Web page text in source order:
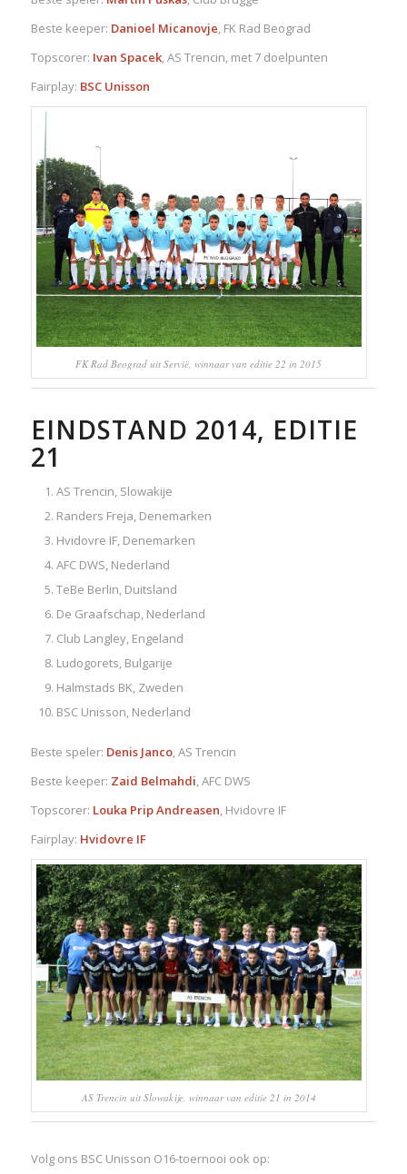
Beste keeper: Danioel Micanovje, FK Rad Beograd
Topscorer: Ivan Spacek, AS Trencin, met 7 doelpunten
Fairplay: BSC Unisson
FK Rad Beograd uit Servië, winnaar van editie 22 in 2015
EINDSTAND 2014, EDITIE
21
AS Trencin, Slowakije
Randers Freja, Denemarken
Hvidovre IF, Denemarken
AFC DWS, Nederland
TeBe Berlin, Duitsland
De Graafschap, Nederland
Club Langley, Engeland
Ludogorets, Bulgarije
Halmstads BK, Zweden
BSC Unisson, Nederland
Beste speler: Denis Janco, AS Trencin
Beste keeper: Zaid Belmahdi, AFC DWS
Topscorer: Louka Prip Andreasen, Hvidovre IF
Fairplay: Hvidovre IF
AS Trencin uit Slowakije, winnaar van editie 21 in 2014
Volg ons BSC Unisson O16-toernooi ook op: